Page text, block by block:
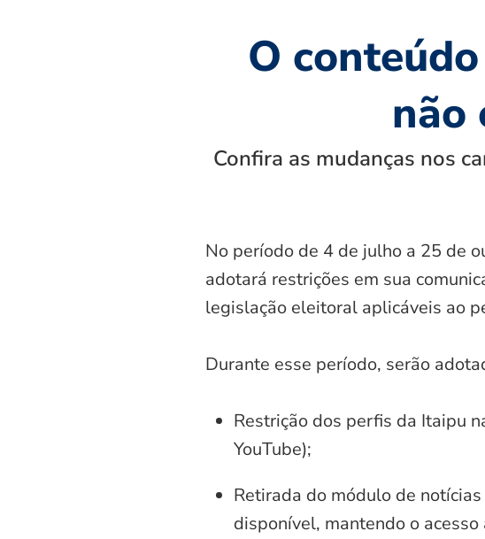
O
não
Confira as mudanças nos
No período de 4 de julho a 25 de
adotará restrições em sua
legislação eleitoral aplicáveis ao
Durante esse período, serão
Restrição dos perfis da Itaipu
YouTube);
Retirada do módulo de
disponível, mantendo o